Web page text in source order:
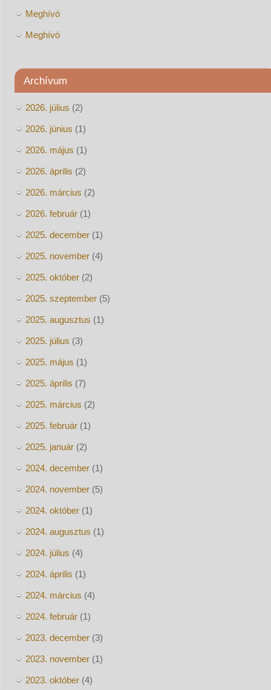
Meghívó
Meghívó
Archívum
2026. július (2)
2026. június (1)
2026. május (1)
2026. április (2)
2026. március (2)
2026. február(1)
2025. december(1)
2025. november(4)
2025. október(2)
2025. szeptember(5)
2025. augusztus (1)
2025. július (3)
2025. május (1)
2025. április (7)
2025. március (2)
2025. február(1)
2025. január(2)
2024. december(1)
2024. november(5)
2024. október(1)
2024. augusztus (1)
2024. július (4)
2024. április (1)
2024. március (4)
2024. február(1)
2023. december(3)
2023. november(1)
2023. október(4)